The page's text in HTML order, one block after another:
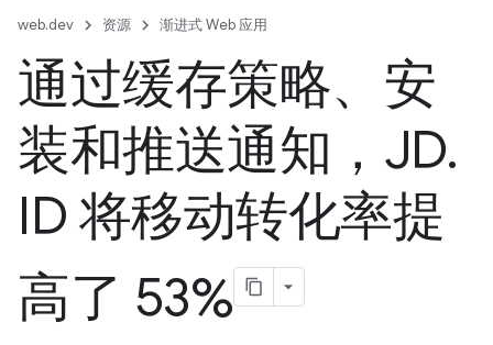
web.dev 资源 渐进式 Web 应用
通过缓存策略、安
装和推送通知，JD.
ID 将移动转化率提
高了 53%